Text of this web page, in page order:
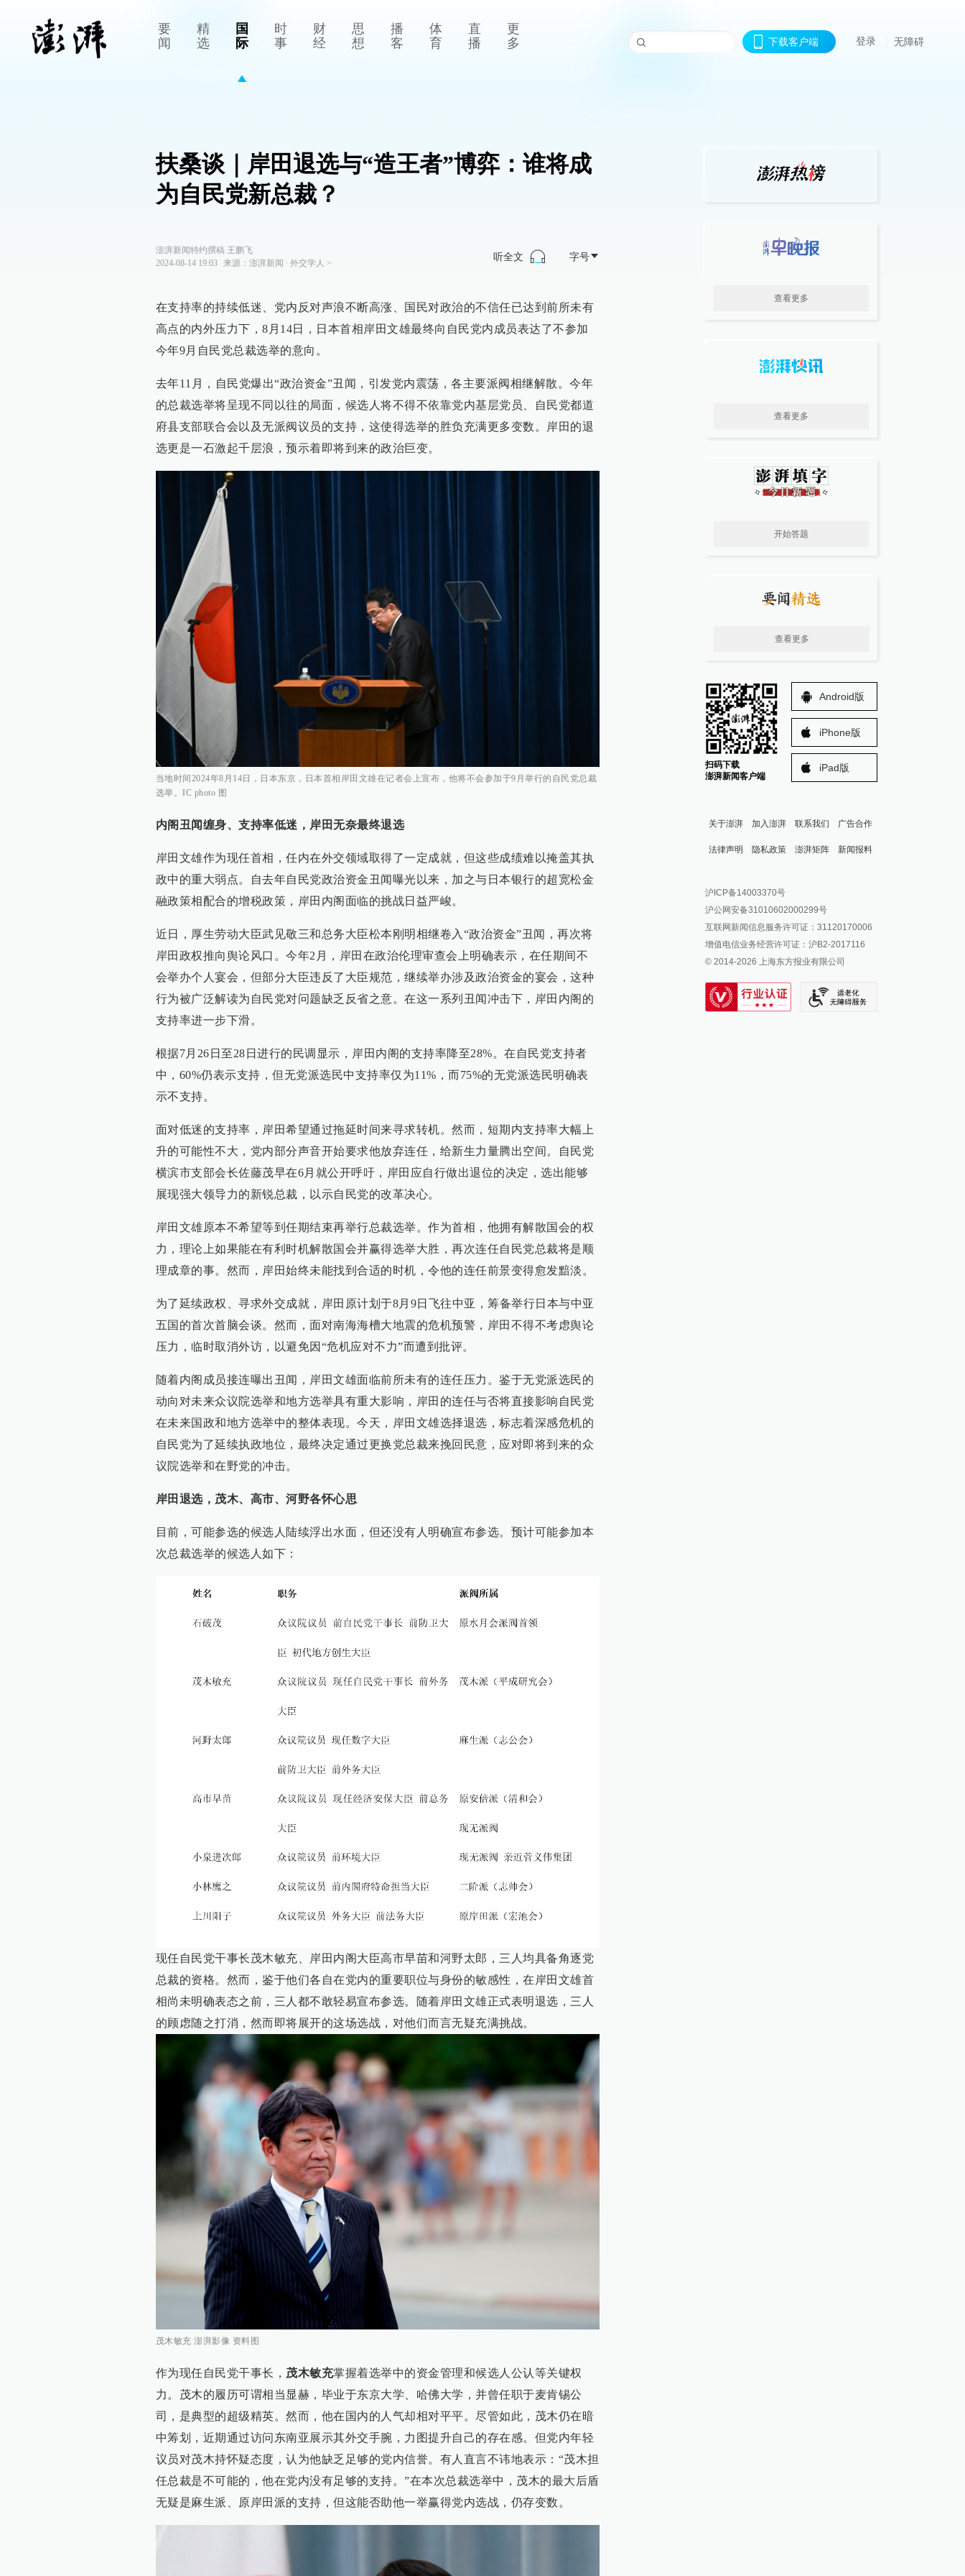
要
闻
精
选
国
际
时
事
财
经
思
想
播
客
体
育
直
播
更
多
下载客户端 登录 无障碍
扶桑谈｜岸田退选与“造王者”博弈：谁将成
为自民党新总裁？
澎湃新闻特约撰稿 王鹏飞
2024-08-14 19:03
来源： 澎湃新闻 ∙ 外交学人 >
听全文 字号
在支持率的持续低迷、党内反对声浪不断高涨、国民对政治的不信任已达到前所未有
高点的内外压力下，8月14日，日本首相岸田文雄最终向自民党内成员表达了不参加
今年9月自民党总裁选举的意向。
去年11月，自民党爆出“政治资金”丑闻，引发党内震荡，各主要派阀相继解散。今年
的总裁选举将呈现不同以往的局面，候选人将不得不依靠党内基层党员、自民党都道
府县支部联合会以及无派阀议员的支持，这使得选举的胜负充满更多变数。岸田的退
选更是一石激起千层浪，预示着即将到来的政治巨变。
当地时间2024年8月14日，日本东京，日本首相岸田文雄在记者会上宣布，他将不会参加于9月举行的自民党总裁
选举。IC photo 图
内阁丑闻缠身、支持率低迷，岸田无奈最终退选
岸田文雄作为现任首相，任内在外交领域取得了一定成就，但这些成绩难以掩盖其执
政中的重大弱点。自去年自民党政治资金丑闻曝光以来，加之与日本银行的超宽松金
融政策相配合的增税政策，岸田内阁面临的挑战日益严峻。
近日，厚生劳动大臣武见敬三和总务大臣松本刚明相继卷入“政治资金”丑闻，再次将
岸田政权推向舆论风口。今年2月，岸田在政治伦理审查会上明确表示，在任期间不
会举办个人宴会，但部分大臣违反了大臣规范，继续举办涉及政治资金的宴会，这种
行为被广泛解读为自民党对问题缺乏反省之意。在这一系列丑闻冲击下，岸田内阁的
支持率进一步下滑。
根据7月26日至28日进行的民调显示，岸田内阁的支持率降至28%。在自民党支持者
中，60%仍表示支持，但无党派选民中支持率仅为11%，而75%的无党派选民明确表
示不支持。
面对低迷的支持率，岸田希望通过拖延时间来寻求转机。然而，短期内支持率大幅上
升的可能性不大，党内部分声音开始要求他放弃连任，给新生力量腾出空间。自民党
横滨市支部会长佐藤茂早在6月就公开呼吁，岸田应自行做出退位的决定，选出能够
展现强大领导力的新锐总裁，以示自民党的改革决心。
岸田文雄原本不希望等到任期结束再举行总裁选举。作为首相，他拥有解散国会的权
力，理论上如果能在有利时机解散国会并赢得选举大胜，再次连任自民党总裁将是顺
理成章的事。然而，岸田始终未能找到合适的时机，令他的连任前景变得愈发黯淡。
为了延续政权、寻求外交成就，岸田原计划于8月9日飞往中亚，筹备举行日本与中亚
五国的首次首脑会谈。然而，面对南海海槽大地震的危机预警，岸田不得不考虑舆论
压力，临时取消外访，以避免因“危机应对不力”而遭到批评。
随着内阁成员接连曝出丑闻，岸田文雄面临前所未有的连任压力。鉴于无党派选民的
动向对未来众议院选举和地方选举具有重大影响，岸田的连任与否将直接影响自民党
在未来国政和地方选举中的整体表现。今天，岸田文雄选择退选，标志着深感危机的
自民党为了延续执政地位，最终决定通过更换党总裁来挽回民意，应对即将到来的众
议院选举和在野党的冲击。
岸田退选，茂木、高市、河野各怀心思
目前，可能参选的候选人陆续浮出水面，但还没有人明确宣布参选。预计可能参加本
次总裁选举的候选人如下：
现任自民党干事长茂木敏充、岸田内阁大臣高市早苗和河野太郎，三人均具备角逐党
总裁的资格。然而，鉴于他们各自在党内的重要职位与身份的敏感性，在岸田文雄首
相尚未明确表态之前，三人都不敢轻易宣布参选。随着岸田文雄正式表明退选，三人
的顾虑随之打消，然而即将展开的这场选战，对他们而言无疑充满挑战。
茂木敏充 澎湃影像 资料图
作为现任自民党干事长， 茂木敏充掌握着选举中的资金管理和候选人公认等关键权
力。茂木的履历可谓相当显赫，毕业于东京大学、哈佛大学，并曾任职于麦肯锡公
司，是典型的超级精英。然而，他在国内的人气却相对平平。尽管如此，茂木仍在暗
中筹划，近期通过访问东南亚展示其外交手腕，力图提升自己的存在感。但党内年轻
议员对茂木持怀疑态度，认为他缺乏足够的党内信誉。有人直言不讳地表示：“茂木担
任总裁是不可能的，他在党内没有足够的支持。”在本次总裁选举中，茂木的最大后盾
无疑是麻生派、原岸田派的支持，但这能否助他一举赢得党内选战，仍存变数。
查看更多
查看更多
开始答题
查看更多
扫码下载
澎湃新闻客户端
Android版
iPhone版
iPad版
关于澎湃 加入澎湃 联系我们 广告合作
法律声明 隐私政策 澎湃矩阵
澎湃新闻公众号
澎湃新闻抖音号
派生万物开放平台
IP SHANGHAI
SIXTH TONE
新闻报料
报料邮箱: news@thepaper.cn
沪ICP备14003370号
沪公网安备31010602000299号
互联网新闻信息服务许可证：31120170006
增值电信业务经营许可证：沪B2-2017116
© 2014-2026 上海东方报业有限公司